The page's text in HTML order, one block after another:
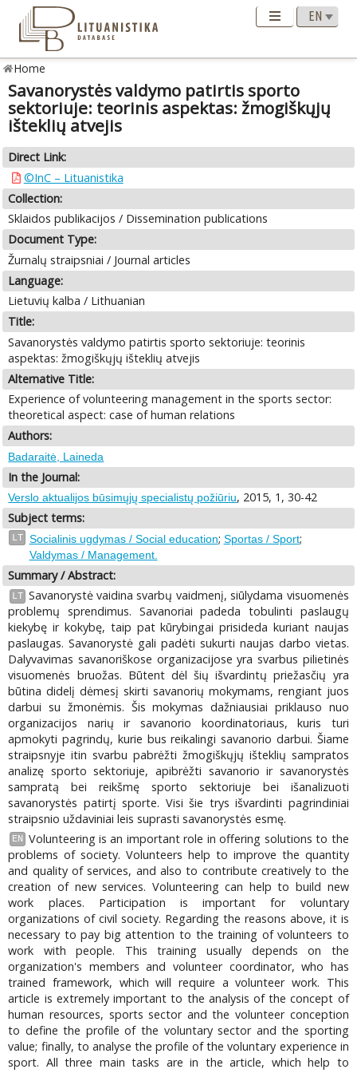
Home
Savanorystės valdymo patirtis sporto
sektoriuje: teorinis aspektas: žmogiškųjų
išteklių atvejis
Direct Link:
©InC – Lituanistika
Collection:
Sklaidos publikacijos / Dissemination publications
Document Type:
Žurnalų straipsniai / Journal articles
Language:
Lietuvių kalba / Lithuanian
Title:
Savanorystės valdymo patirtis sporto sektoriuje: teorinis
aspektas: žmogiškųjų išteklių atvejis
Alternative Title:
Experience of volunteering management in the sports sector:
theoretical aspect: case of human relations
Authors:
Badaraitė, Laineda
In the Journal:
Verslo aktualijos būsimųjų specialistų požiūriu, 2015, 1, 30-42
Subject terms:
LT Socialinis ugdymas / Social education; Sportas / Sport;
Valdymas / Management.
Summary / Abstract:
LT Savanorystė vaidina svarbų vaidmenį, siūlydama visuomenės
problemų sprendimus. Savanoriai padeda tobulinti paslaugų
kiekybę ir kokybę, taip pat kūrybingai prisideda kuriant naujas
paslaugas. Savanorystė gali padėti sukurti naujas darbo vietas.
Dalyvavimas savanoriškose organizacijose yra svarbus pilietinės
visuomenės bruožas. Būtent dėl šių išvardintų priežasčių yra
būtina didelį dėmesį skirti savanorių mokymams, rengiant juos
darbui su žmonėmis. Šis mokymas dažniausiai priklauso nuo
organizacijos narių ir savanorio koordinatoriaus, kuris turi
apmokyti pagrindų, kurie bus reikalingi savanorio darbui. Šiame
straipsnyje itin svarbu pabrėžti žmogiškųjų išteklių sampratos
analizę sporto sektoriuje, apibrėžti savanorio ir savanorystės
sampratą bei reikšmę sporto sektoriuje bei išanalizuoti
savanorystės patirtį sporte. Visi šie trys išvardinti pagrindiniai
straipsnio uždaviniai leis suprasti savanorystės esmę.
EN
Volunteering is an important role in offering solutions to the
problems of society. Volunteers help to improve the quantity
and quality of services, and also to contribute creatively to the
creation of new services. Volunteering can help to build new
work places. Participation is important for voluntary
organizations of civil society. Regarding the reasons above, it is
necessary to pay big attention to the training of volunteers to
work with people. This training usually depends on the
organization's members and volunteer coordinator, who has
trained framework, which will require a volunteer work. This
article is extremely important to the analysis of the concept of
human resources, sports sector and the volunteer conception
to define the profile of the voluntary sector and the sporting
value; finally, to analyse the profile of the voluntary experience in
sport. All three main tasks are in the article, which help to